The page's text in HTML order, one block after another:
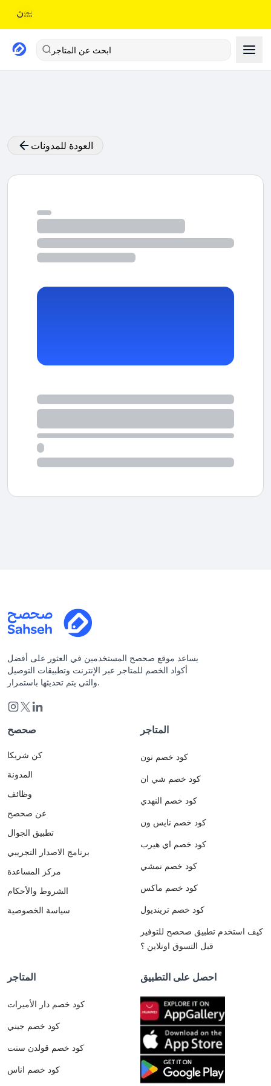
ابحث عن المتاجر
العودة للمدونات
يساعد موقع صحصح المستخدمين في العثور على أفضل
أكواد الخصم للمتاجر عبر الإنترنت وتطبيقات التوصيل
والتي يتم تحديثها باستمرار.
صحصح
كن شريكا
المدونة
وظائف
عن صحصح
تطبيق الجوال
برنامج الاصدار التجريبي
مركز المساعدة
الشروط والأحكام
سياسة الخصوصية
المتاجر
كود خصم نون
كود خصم شي ان
كود خصم النهدي
كود خصم نايس ون
كود خصم اي هيرب
كود خصم نمشي
كود خصم ماكس
كود خصم ترينديول
كيف استخدم تطبيق صحصح للتوفير
قبل التسوق اونلاين ؟
المتاجر
كود خصم دار الأميرات
كود خصم جيني
كود خصم قولدن سنت
كود خصم اناس
احصل على التطبيق